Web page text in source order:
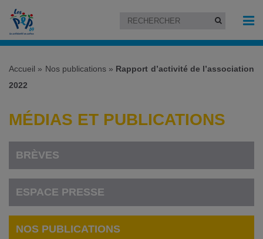
Accueil » Nos publications» Rapport d’activité de l’association
2022
MÉDIAS ET PUBLICATIONS
BRÈVES
ESPACE PRESSE
NOS PUBLICATIONS